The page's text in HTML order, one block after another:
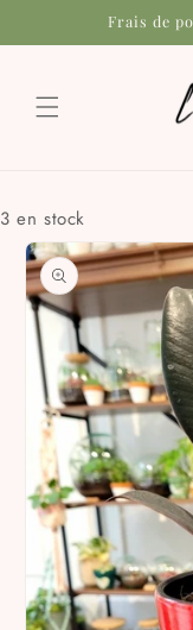
au
Frais de
3 en stock
Passer aux
informations
produits